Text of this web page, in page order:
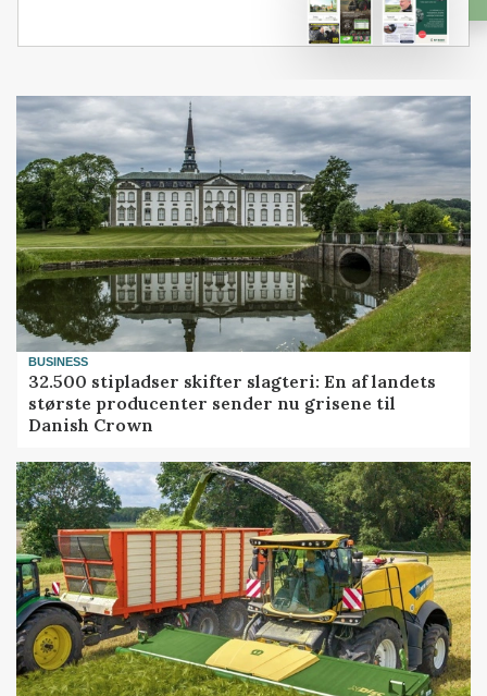
BUSINESS
32.500 stipladser skifter slagteri: En af landets
største producenter sender nu grisene til
Danish Crown